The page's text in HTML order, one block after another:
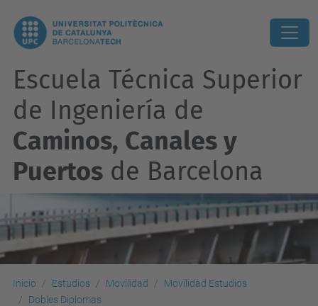
Escuela Técnica Superior
de Ingeniería de
Caminos, Canales y
Puertos de Barcelona
Inicio Estudios Movilidad
Movilidad Estudios
Dobles Diplomas